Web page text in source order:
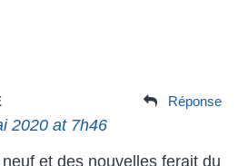
2020 at 7h46
Réponse
et des nouvelles ferait du